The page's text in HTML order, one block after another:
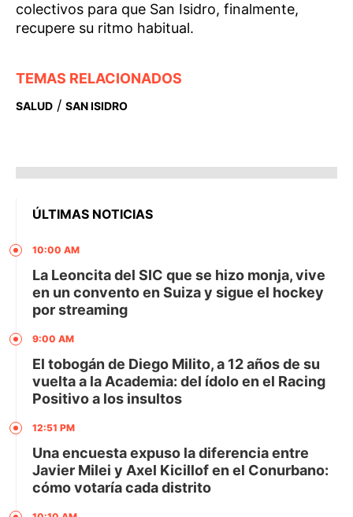
colectivos para que San Isidro, finalmente,
recupere su ritmo habitual.
TEMAS RELACIONADOS
SALUD / SAN ISIDRO
ÚLTIMAS NOTICIAS
10:00 AM
La Leoncita del SIC que se hizo monja, vive
en un convento en Suiza y sigue el hockey
por streaming
9:00 AM
El tobogán de Diego Milito, a 12 años de su
vuelta a la Academia: del ídolo en el Racing
Positivo a los insultos
12:51 PM
Una encuesta expuso la diferencia entre
Javier Milei y Axel Kicillof en el Conurbano:
cómo votaría cada distrito